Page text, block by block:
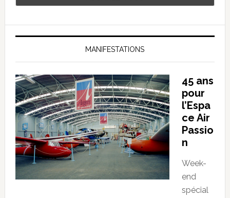
MANIFESTATIONS
45 ans
pour
l’Espa
ce Air
Passio
n
Week-
end
spécial